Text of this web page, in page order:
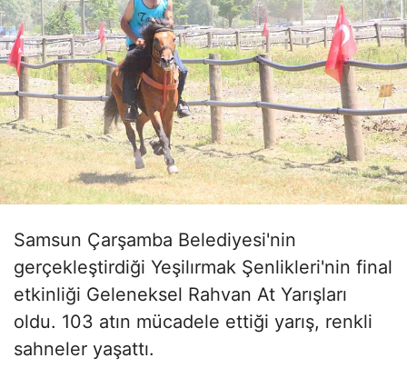
Samsun Çarşamba Belediyesi'nin
gerçekleştirdiği Yeşilırmak Şenlikleri'nin final
etkinliği Geleneksel Rahvan At Yarışları
oldu. 103 atın mücadele ettiği yarış, renkli
sahneler yaşattı.